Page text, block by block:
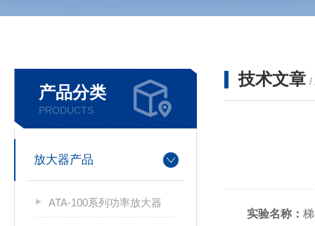
产品分类
PRODUCTS
放大器产品
ATA-100系列功率放大器
技术文章 /
实验名称：